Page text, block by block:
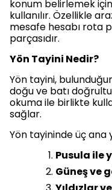
konum belirlemek
kullanılır. Özellikle
mesafe hesabı rota
parçasıdır.
Yön Tayini Nedir?
Yön tayini,
doğu ve batı
okuma ile birlikte
sağlar.
Yön tayininde üç ana
Pusula ile
Güneş ve